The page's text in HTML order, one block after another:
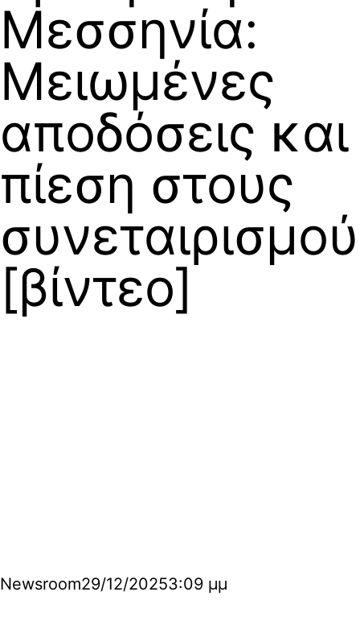
Μεσσηνία:
Μειωμένες
αποδόσεις και
πίεση στους
[βίντεο]
Newsroom29/12/20253:09 μμ